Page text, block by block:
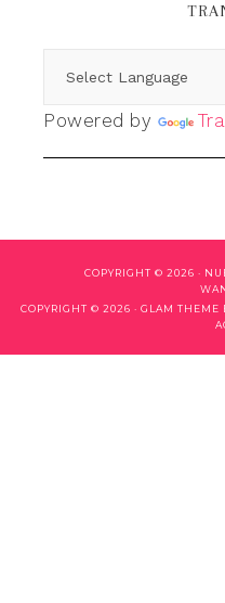
Powered by
COPYRIGHT © 2026 ·
COPYRIGHT © 2026 · GLAM THEME